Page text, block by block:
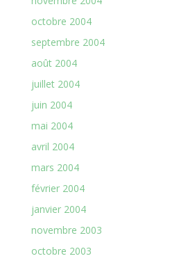
octobre 2004
septembre 2004
août 2004
juillet 2004
juin 2004
mai 2004
avril 2004
mars 2004
février 2004
janvier 2004
novembre 2003
octobre 2003